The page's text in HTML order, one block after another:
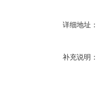
详细地址：
补充说明：